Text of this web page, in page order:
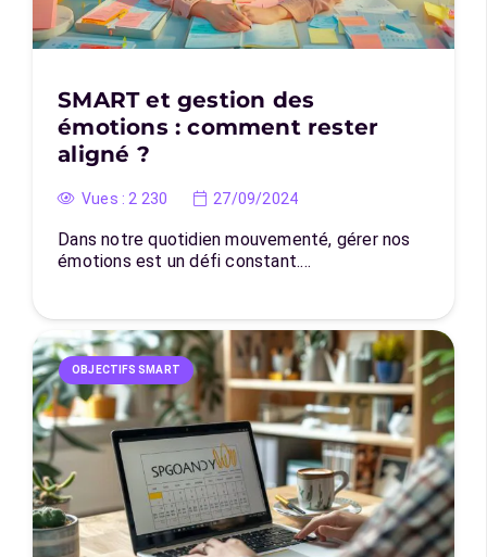
SMART et gestion des
émotions : comment rester
aligné ?
Vues : 2 230 27/09/2024
Dans notre quotidien mouvementé, gérer nos
émotions est un défi constant.…
OBJECTIFS SMART